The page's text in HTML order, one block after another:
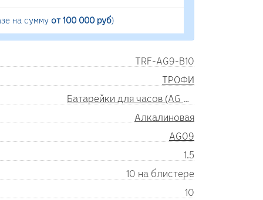
на сумму от 100 000 руб)
TRF-AG9-B10
ТРОФИ
Батарейки для часов (AG SR)
Алкалиновая
AG09
1.5
10 на блистере
10